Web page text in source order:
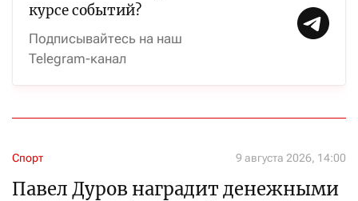
курсе событий?
Подписывайтесь на наш
Telegram-канал
Спорт 9 августа 2026, 14:00
Павел Дуров наградит денежными